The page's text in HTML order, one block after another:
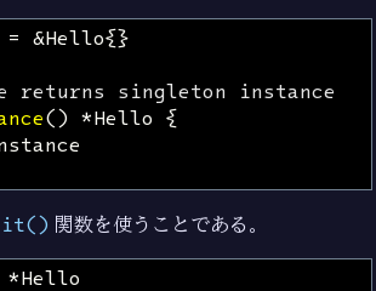
= &Hello{}
returns singleton instance
() *Hello {
関数を使うことである。
*Hello